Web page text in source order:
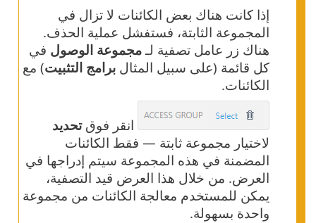
إذا كانت هناك بعض الكائنات لا تزال في
المجموعة الثابتة، فستفشل عملية الحذف.
هناك زر عامل تصفية لـمجموعة الوصول في
كل قائمة (على سبيل المثال برامج التثبيت) مع
الكائنات.
انقر فوقتحديد
لاختيار مجموعة ثابتة — فقط الكائنات
المضمنة في هذه المجموعة سيتم إدراجها في
العرض. من خلال هذا العرض قيد التصفية،
يمكن للمستخدم معالجة الكائنات من مجموعة
واحدة بسهولة.